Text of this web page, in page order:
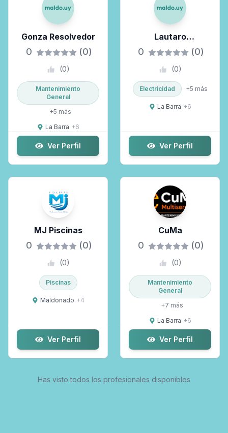
Gonza Resolvedor
0 (0)
(0)
Mantenimiento
General
+5 más
La Barra +6
Ver Perfil
Lautaro
Ferenandezservicios
En General
0 (0)
(0)
Electricidad +5 más
La Barra +6
Ver Perfil
MJ Piscinas
0 (0)
(0)
Piscinas
Maldonado +4
Ver Perfil
CuMa
0 (0)
(0)
Mantenimiento
General
+7 más
La Barra +6
Ver Perfil
Has visto todos los profesionales disponibles